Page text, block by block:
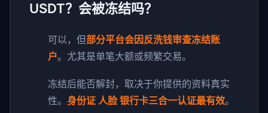
USDT？会被冻结吗？
可以，但部分平台会因反洗钱审查冻结账
户。尤其是单笔大额或频繁交易。
冻结后能否解封，取决于你提供的资料真实
性。 身份证 人脸 银行卡三合一认证最有效。